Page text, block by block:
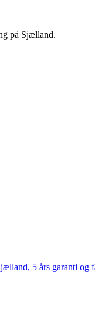
på Sjælland.
5 års garanti og